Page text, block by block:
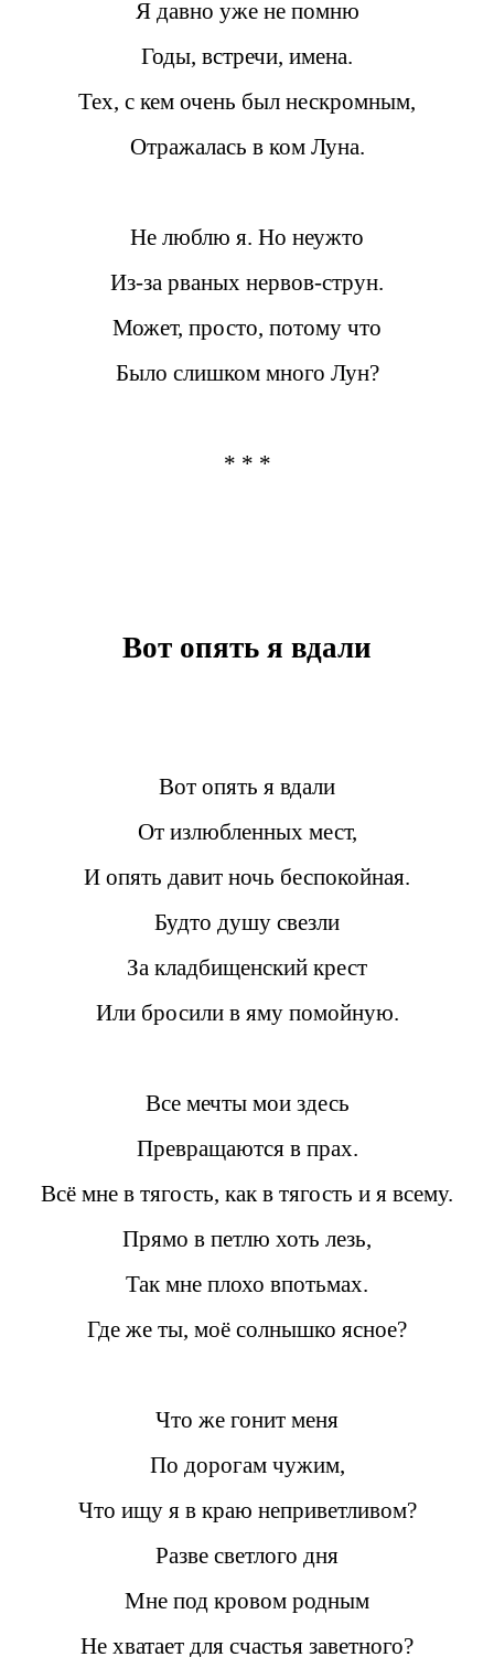
Я давно уже не помню
Годы, встречи, имена.
Тех, с кем очень был нескромным,
Отражалась в ком Луна.
Не люблю я. Но неужто
Из-за рваных нервов-струн.
Может, просто, потому что
Было слишком много Лун?
* * *
Вот опять я вдали
Вот опять я вдали
От излюбленных мест,
И опять давит ночь беспокойная.
Будто душу свезли
За кладбищенский крест
Или бросили в яму помойную.
Все мечты мои здесь
Превращаются в прах.
Всё мне в тягость, как в тягость и я всему.
Прямо в петлю хоть лезь,
Так мне плохо впотьмах.
Где же ты, моё солнышко ясное?
Что же гонит меня
По дорогам чужим,
Что ищу я в краю неприветливом?
Разве светлого дня
Мне под кровом родным
Не хватает для счастья заветного?